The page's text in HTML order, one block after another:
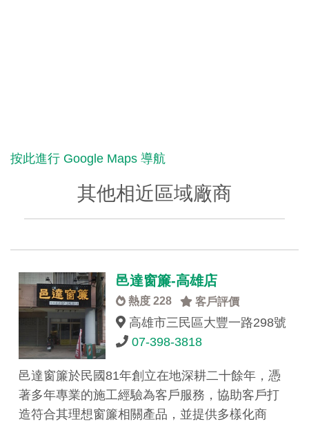
按此進行 Google Maps 導航
其他相近區域廠商
邑達窗簾-高雄店
熱度 228 客戶評價
高雄市三民區大豐一路298號
07-398-3818
邑達窗簾於民國81年創立在地深耕二十餘年，憑
著多年專業的施工經驗為客戶服務，協助客戶打
造符合其理想窗簾相關產品，並提供多樣化商